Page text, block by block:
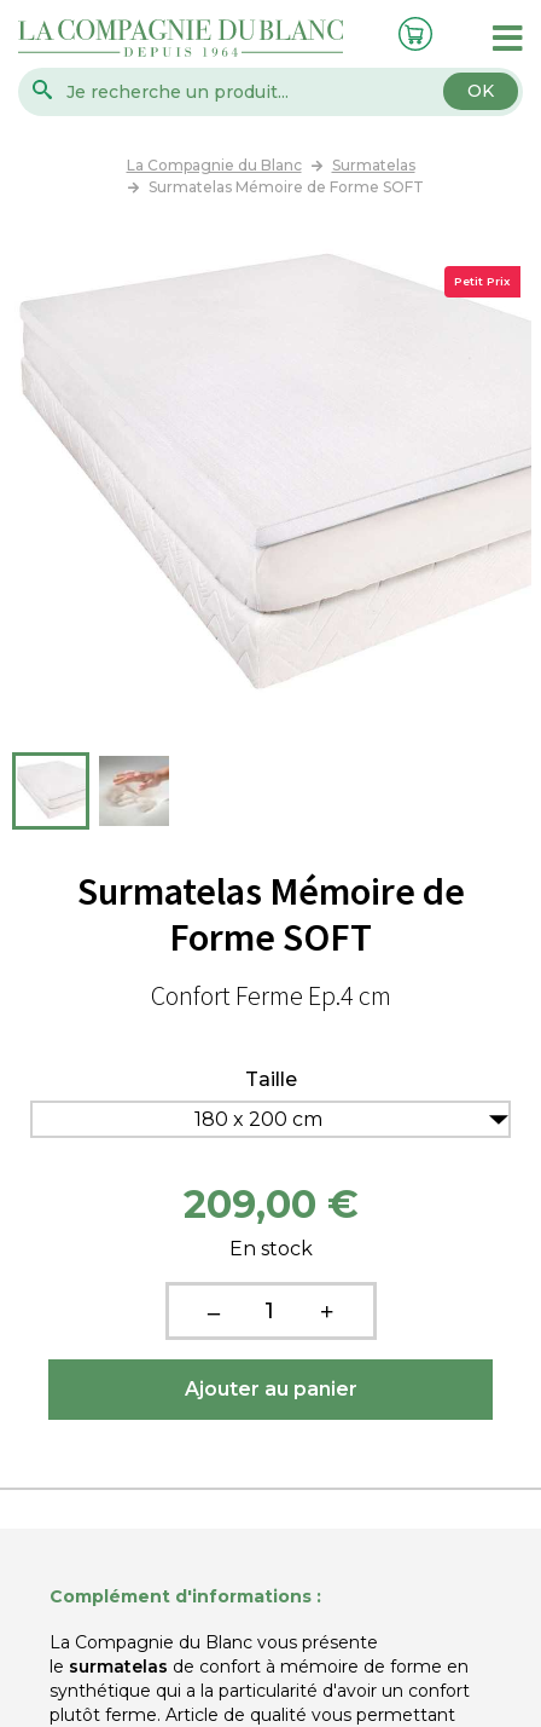
OK
La Compagnie du Blanc
Surmatelas
Surmatelas Mémoire de Forme SOFT
Petit Prix
Surmatelas Mémoire de
Forme SOFT
Confort Ferme Ep.4 cm
Taille
180 x 200 cm
209,00 €
En stock
Complément d'informations :
La Compagnie du Blanc vous présente
le surmatelas de confort à mémoire de forme en
synthétique qui a la particularité d'avoir un confort
plutôt ferme. Article de qualité vous permettant